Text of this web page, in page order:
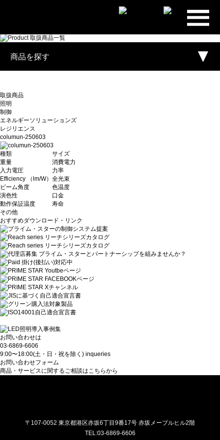
プライ
ム・スタ
社
商品を探す
取扱商品
照明
制御
エネルギーソリューションズ
レジリエンス
columun-250603
種類
サイズ
重量
消費電力
入力電圧
力率
Efficiency （lm/W） 全光束
ビーム角度
色温度
演色性
口金
動作保証温度
寿命
その他
おすすめダウンロード・リンク
お問い合わせは
03-6869-6606
9:00〜18:00(土・日・祝を除く) inqueries
お問い合わせフォーム
商品・サービスに関するご相談はこちらから
〒107-0052 東京都港区赤坂6丁目9番17号 赤坂メープルヒル2階
TEL:03-6869-6606